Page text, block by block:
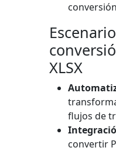
conversión
XLSX
flujos de
convertir